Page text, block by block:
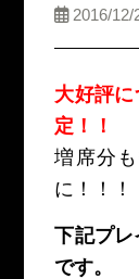
2016/12/
大好評
定！！
増席分
に！！！
下記プレ
です。